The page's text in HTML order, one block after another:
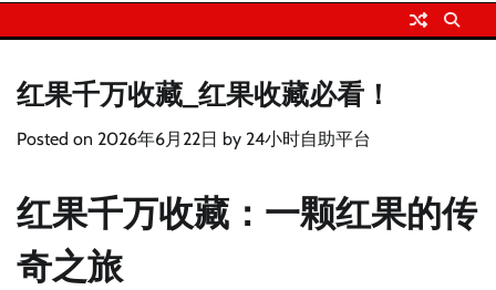
红果千万收藏_红果收藏必看！
Posted on 2026年6月22日 by 24小时自助平台
红果千万收藏：一颗红果的传
奇之旅